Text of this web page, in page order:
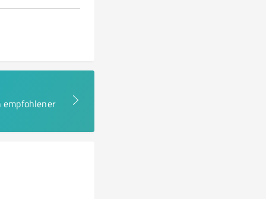
empfohlener